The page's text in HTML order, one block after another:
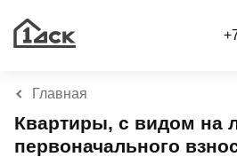
Главная
Квартиры, с видом на
первоначального